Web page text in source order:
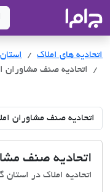
- سامانه
اتحادیه های املاک
اتحادیه صنف مشاوران
اتحادیه صنف
اتحادیه املاک در استان